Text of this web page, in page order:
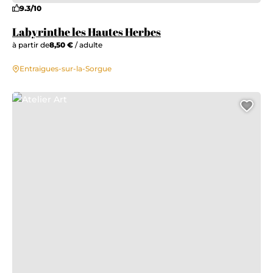
Labyrinthe les Hautes Herbes
9.3/10
à partir de8,50 € / adulte
Entraigues-sur-la-Sorgue
Atelier Art